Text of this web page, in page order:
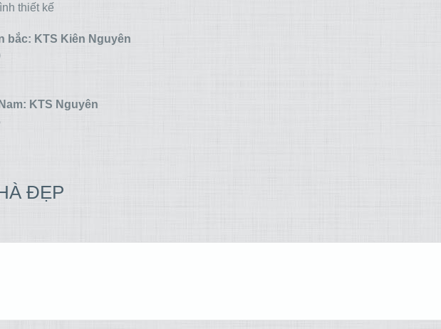
thiết kế
bắc: KTS Kiên Nguyên
KTS Nguyên
ĐẸP